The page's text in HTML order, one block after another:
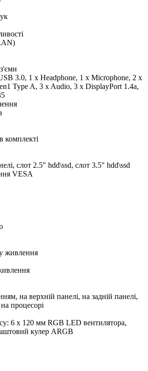
3.0, 1 x Нeadphone, 1 х Microphone, 2 x
Type A, 3 x Audio, 3 x DisplayPort 1.4a,
комплекті
слот 2.5" hdd\ssd, слот 3.5" hdd\ssd
VESA
живлення
на верхній панелі, на задній панелі,
процесорі
6 x 120 мм RGB LED вентилятора,
кулер ARGB